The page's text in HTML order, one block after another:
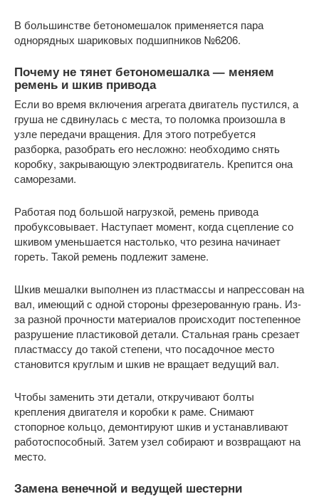
В большинстве бетономешалок применяется пара
однорядных шариковых подшипников №6206.
Почему не тянет бетономешалка — меняем
ремень и шкив привода
Если во время включения агрегата двигатель пустился, а
груша не сдвинулась с места, то поломка произошла в
узле передачи вращения. Для этого потребуется
разборка, разобрать его несложно: необходимо снять
коробку, закрывающую электродвигатель. Крепится она
саморезами.
Работая под большой нагрузкой, ремень привода
пробуксовывает. Наступает момент, когда сцепление со
шкивом уменьшается настолько, что резина начинает
гореть. Такой ремень подлежит замене.
Шкив мешалки выполнен из пластмассы и напрессован на
вал, имеющий с одной стороны фрезерованную грань. Из-
за разной прочности материалов происходит постепенное
разрушение пластиковой детали. Стальная грань срезает
пластмассу до такой степени, что посадочное место
становится круглым и шкив не вращает ведущий вал.
Чтобы заменить эти детали, откручивают болты
крепления двигателя и коробки к раме. Снимают
стопорное кольцо, демонтируют шкив и устанавливают
работоспособный. Затем узел собирают и возвращают на
место.
Замена венечной и ведущей шестерни